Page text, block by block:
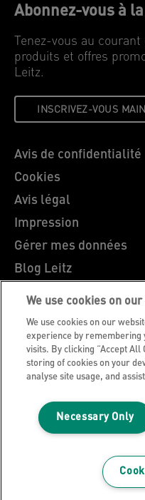
Abonnez-vous à
Tenez-vous au
produits et offres
Leitz.
INSCRIVEZ-VOUS
Avis de confidentialité
Cookies
Avis légal
Impression
Gérer mes données
Blog Leitz
Carrières
Leitz EasyPrint
Support client
Guide du recyclage
Conditions de garantie
Déclarations de
Plan du site
©2026 ACCO Brands
We use cookies on
We use cookies on our
experience by
visits. By clicking “Accept All
storing of cookies on your
analyse site usage, and
Necessary Only